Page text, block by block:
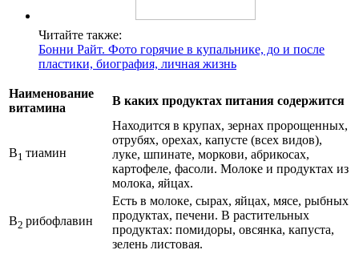
Читайте также:
Бонни Райт. Фото горячие в купальнике, до и после
пластики, биография, личная жизнь
Наименование
витамина
В каких продуктах питания содержится
В1 тиамин
Находится в крупах, зернах пророщенных,
отрубях, орехах, капусте (всех видов),
луке, шпинате, моркови, абрикосах,
картофеле, фасоли. Молоке и продуктах из
молока, яйцах.
В2 рибофлавин
Есть в молоке, сырах, яйцах, мясе, рыбных
продуктах, печени. В растительных
продуктах: помидоры, овсянка, капуста,
зелень листовая.